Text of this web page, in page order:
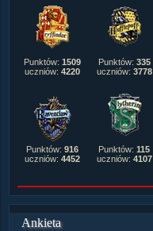
Punktów: 1509
uczniów: 4220
Punktów: 335
uczniów: 3778
Punktów: 916
uczniów: 4452
Punktów: 115
uczniów: 4107
Ankieta